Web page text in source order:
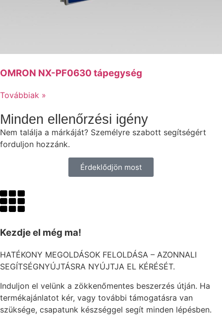
OMRON NX-PF0630 tápegység
Továbbiak »
Minden ellenőrzési igény
Nem találja a márkáját? Személyre szabott segítségért
forduljon hozzánk.
Érdeklődjön most
Kezdje el még ma!
HATÉKONY MEGOLDÁSOK FELOLDÁSA – AZONNALI
SEGÍTSÉGNYÚJTÁSRA NYÚJTJA EL KÉRÉSÉT.
Induljon el velünk a zökkenőmentes beszerzés útján. Ha
termékajánlatot kér, vagy további támogatásra van
szüksége, csapatunk készséggel segít minden lépésben.